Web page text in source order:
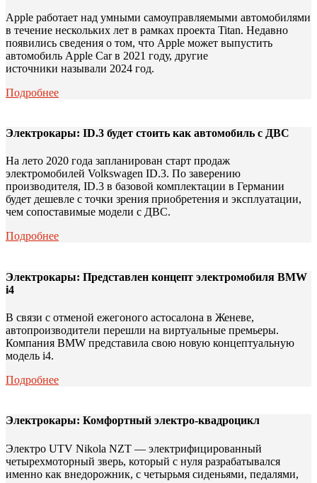
Apple работает над умными самоуправляемыми автомобилями
в течение нескольких лет в рамках проекта Titan. Недавно
появились сведения о том, что Apple может выпустить
автомобиль Apple Car в 2021 году, другие
источники называли 2024 год.
Подробнее
Электрокары: ID.3 будет стоить как автомобиль с ДВС
На лето 2020 года запланирован старт продаж
электромобилей Volkswagen ID.3. По заверению
производителя, ID.3 в базовой комплектации в Германии
будет дешевле с точки зрения приобретения и эксплуатации,
чем сопоставимые модели с ДВС.
Подробнее
Электрокары: Представлен концепт электромобиля BMW
i4
В связи с отменой ежегоного астосалона в Женеве,
автопроизводители перешли на виртуальные премьеры.
Компания BMW представила свою новую концептуальную
модель i4.
Подробнее
Электрокары: Комфортный электро-квадроцикл
Электро UTV Nikola NZT — электрифицированный
четырехмоторный зверь, который с нуля разрабатывался
именно как внедорожник, с четырьмя сиденьями, педалями,